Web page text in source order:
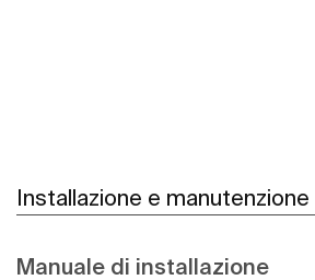
Installazione e manutenzione
Manuale di installazione